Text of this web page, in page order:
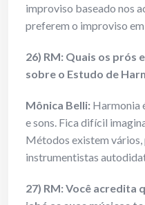
improviso baseado nos
preferem o improviso
26) RM: Quais os prós
sobre o Estudo de
Mônica Belli: Harmonia
e sons. Fica difícil
Métodos existem
instrumentistas
27) RM: Você acredita